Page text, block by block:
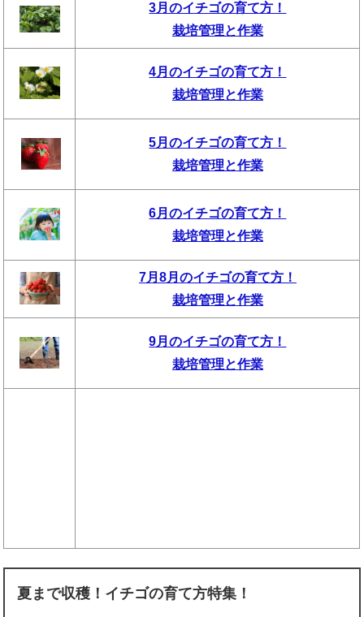
3月のイチゴの育て方！
栽培管理と作業
4月のイチゴの育て方！
栽培管理と作業
5月のイチゴの育て方！
栽培管理と作業
6月のイチゴの育て方！
栽培管理と作業
7月8月のイチゴの育て方！
栽培管理と作業
9月のイチゴの育て方！
栽培管理と作業
夏まで収穫！イチゴの育て方特集！